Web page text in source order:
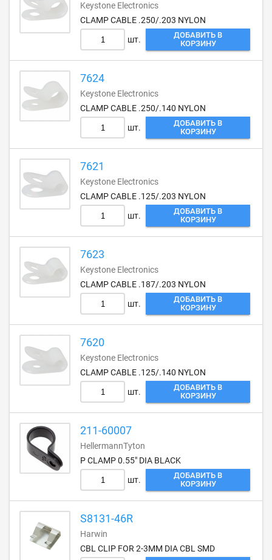
Keystone Electronics
CLAMP CABLE .250/.203 NYLON
шт.
ДОБАВИТЬ В
КОРЗИНУ
7624
Keystone Electronics
CLAMP CABLE .250/.140 NYLON
шт.
ДОБАВИТЬ В
КОРЗИНУ
7621
Keystone Electronics
CLAMP CABLE .125/.203 NYLON
шт.
ДОБАВИТЬ В
КОРЗИНУ
7623
Keystone Electronics
CLAMP CABLE .187/.203 NYLON
шт.
ДОБАВИТЬ В
КОРЗИНУ
7620
Keystone Electronics
CLAMP CABLE .125/.140 NYLON
шт.
ДОБАВИТЬ В
КОРЗИНУ
211-60007
HellermannTyton
P CLAMP 0.55" DIA BLACK
шт.
ДОБАВИТЬ В
КОРЗИНУ
S8131-46R
Harwin
CBL CLIP FOR 2-3MM DIA CBL SMD